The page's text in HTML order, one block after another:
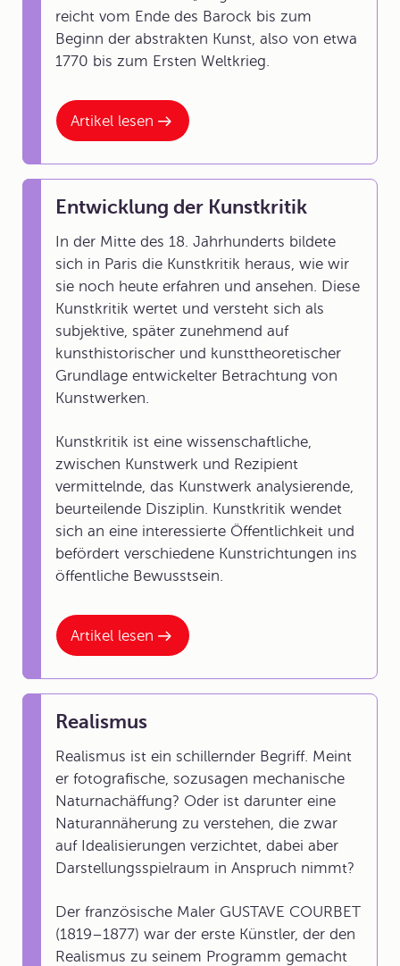
Artikel lesen
reicht vom Ende des Barock bis zum
Beginn der abstrakten Kunst, also von etwa
1770 bis zum Ersten Weltkrieg.
Artikel lesen
Entwicklung der Kunstkritik
In der Mitte des 18. Jahrhunderts bildete
sich in Paris die Kunstkritik heraus, wie wir
sie noch heute erfahren und ansehen. Diese
Kunstkritik wertet und versteht sich als
subjektive, später zunehmend auf
kunsthistorischer und kunsttheoretischer
Grundlage entwickelter Betrachtung von
Kunstwerken.
Kunstkritik ist eine wissenschaftliche,
zwischen Kunstwerk und Rezipient
vermittelnde, das Kunstwerk analysierende,
beurteilende Disziplin. Kunstkritik wendet
sich an eine interessierte Öffentlichkeit und
befördert verschiedene Kunstrichtungen ins
öffentliche Bewusstsein.
Realismus
Realismus ist ein schillernder Begriff. Meint
er fotografische, sozusagen mechanische
Naturnachäffung? Oder ist darunter eine
Naturannäherung zu verstehen, die zwar
auf Idealisierungen verzichtet, dabei aber
Darstellungsspielraum in Anspruch nimmt?
Der französische Maler GUSTAVE COURBET
(1819–1877) war der erste Künstler, der den
Realismus zu seinem Programm gemacht